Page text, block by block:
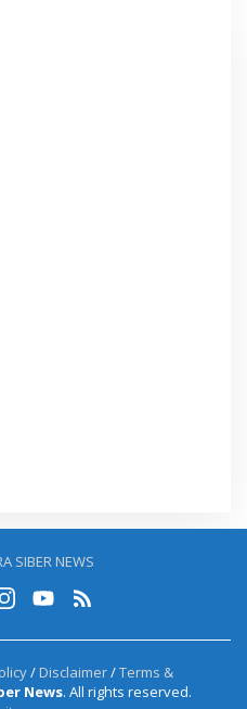
/Disclaimer/Terms &
News. All rights reserved.